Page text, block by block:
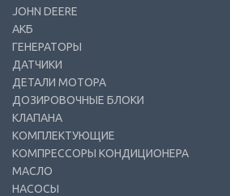
JOHN DEERE
АКБ
ГЕНЕРАТОРЫ
ДАТЧИКИ
ДЕТАЛИ МОТОРА
ДОЗИРОВОЧНЫЕ БЛОКИ
КЛАПАНА
КОМПЛЕКТУЮЩИЕ
КОМПРЕССОРЫ КОНДИЦИОНЕРА
МАСЛО
НАСОСЫ